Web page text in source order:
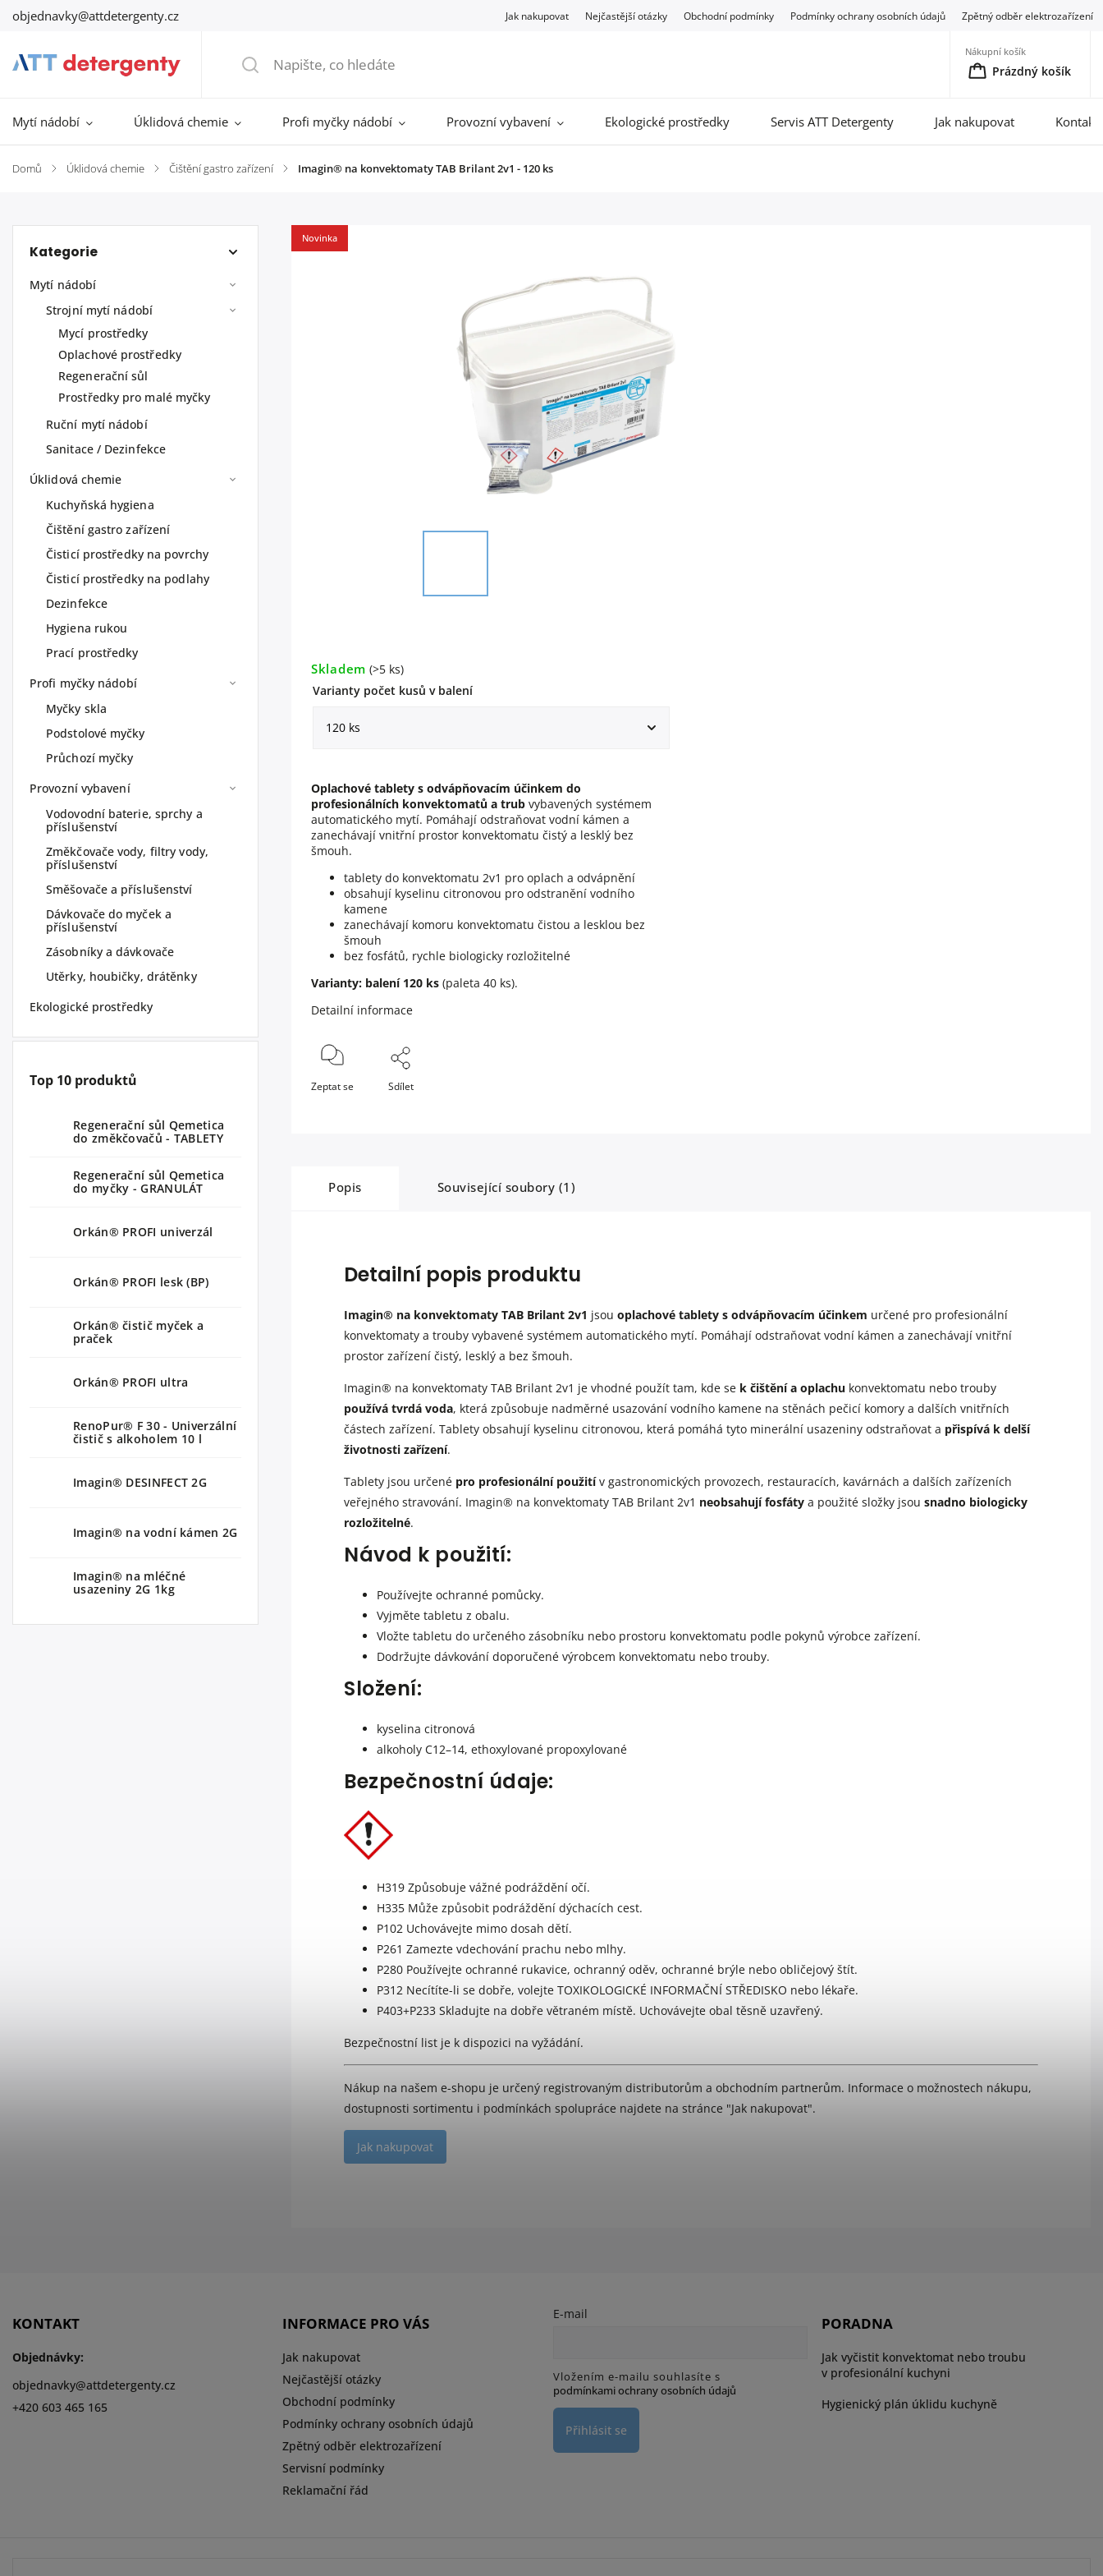
objednavky@attdetergenty.cz Jak nakupovat Nejčastější otázky Obchodní podmínky Podmínky ochrany osobních údajů Zpětný odběr elektrozařízení
Nákupní košík
Prázdný košík
Mytí nádobí Úklidová chemie Profi myčky nádobí Provozní vybavení Ekologické prostředky Servis ATT Detergenty Jak nakupovat
Domů / Úklidová chemie / Čištění gastro zařízení / Imagin® na konvektomaty TAB Brilant 2v1 - 120 ks
Kategorie
Mytí nádobí
Strojní mytí nádobí
Mycí prostředky
Oplachové prostředky
Regenerační sůl
Prostředky pro malé myčky
Ruční mytí nádobí
Sanitace / Dezinfekce
Úklidová chemie
Kuchyňská hygiena
Čištění gastro zařízení
Čisticí prostředky na povrchy
Čisticí prostředky na podlahy
Dezinfekce
Hygiena rukou
Prací prostředky
Profi myčky nádobí
Myčky skla
Podstolové myčky
Průchozí myčky
Provozní vybavení
Vodovodní baterie, sprchy a
příslušenství
Změkčovače vody, filtry vody,
příslušenství
Směšovače a příslušenství
Dávkovače do myček a
příslušenství
Zásobníky a dávkovače
Utěrky, houbičky, drátěnky
Ekologické prostředky
Top 10 produktů
Regenerační sůl Qemetica
do změkčovačů - TABLETY
Regenerační sůl Qemetica
do myčky - GRANULÁT
Orkán® PROFI univerzál
Orkán® PROFI lesk (BP)
Orkán® čistič myček a
praček
Orkán® PROFI ultra
RenoPur® F 30 - Univerzální
čistič s alkoholem 10 l
Imagin® DESINFECT 2G
Imagin® na vodní kámen 2G
Imagin® na mléčné
usazeniny 2G 1kg
Novinka
Skladem (>5 ks)
Varianty počet kusů v balení
Oplachové tablety s odvápňovacím účinkem do
profesionálních konvektomatů a trub vybavených systémem
automatického mytí. Pomáhají odstraňovat vodní kámen a
zanechávají vnitřní prostor konvektomatu čistý a lesklý bez
šmouh.
tablety do konvektomatu 2v1 pro oplach a odvápnění
obsahují kyselinu citronovou pro odstranění vodního
kamene
zanechávají komoru konvektomatu čistou a lesklou bez
šmouh
bez fosfátů, rychle biologicky rozložitelné
Varianty: balení 120 ks (paleta 40 ks).
Detailní informace
Zeptat se Sdílet
Popis Související soubory (1)
Detailní popis produktu
Imagin® na konvektomaty TAB Brilant 2v1 jsou oplachové tablety s odvápňovacím účinkem určené pro profesionální
konvektomaty a trouby vybavené systémem automatického mytí. Pomáhají odstraňovat vodní kámen a zanechávají vnitřní
prostor zařízení čistý, lesklý a bez šmouh.
Imagin® na konvektomaty TAB Brilant 2v1 je vhodné použít tam, kde se k čištění a oplachu konvektomatu nebo trouby
používá tvrdá voda, která způsobuje nadměrné usazování vodního kamene na stěnách pečicí komory a dalších vnitřních
částech zařízení. Tablety obsahují kyselinu citronovou, která pomáhá tyto minerální usazeniny odstraňovat a přispívá k delší
životnosti zařízení.
Tablety jsou určené pro profesionální použitív gastronomických provozech, restauracích, kavárnách a dalších zařízeních
veřejného stravování. Imagin® na konvektomaty TAB Brilant 2v1 neobsahují fosfáty a použité složky jsou snadno biologicky
rozložitelné.
Návod k použití:
Používejte ochranné pomůcky.
Vyjměte tabletu z obalu.
Vložte tabletu do určeného zásobníku nebo prostoru konvektomatu podle pokynů výrobce zařízení.
Dodržujte dávkování doporučené výrobcem konvektomatu nebo trouby.
Složení:
kyselina citronová
alkoholy C12–14, ethoxylované propoxylované
Bezpečnostní údaje:
H319 Způsobuje vážné podráždění očí.
H335 Může způsobit podráždění dýchacích cest.
P102 Uchovávejte mimo dosah dětí.
P261 Zamezte vdechování prachu nebo mlhy.
P280 Používejte ochranné rukavice, ochranný oděv, ochranné brýle nebo obličejový štít.
P312 Necítíte-li se dobře, volejte TOXIKOLOGICKÉ INFORMAČNÍ STŘEDISKO nebo lékaře.
P403+P233 Skladujte na dobře větraném místě. Uchovávejte obal těsně uzavřený.
Bezpečnostní list je k dispozici na vyžádání.
Nákup na našem e-shopu je určený registrovaným distributorům a obchodním partnerům. Informace o možnostech nákupu,
dostupnosti sortimentu i podmínkách spolupráce najdete na stránce "Jak nakupovat".
Jak nakupovat
KONTAKT
Objednávky:
objednavky@attdetergenty.cz
+420 603 465 165
INFORMACE PRO VÁS
Jak nakupovat
Nejčastější otázky
Obchodní podmínky
Podmínky ochrany osobních údajů
Zpětný odběr elektrozařízení
Servisní podmínky
Reklamační řád
E-mail
Vložením e-mailu souhlasíte s
podmínkami ochrany osobních údajů
Přihlásit se
PORADNA
Jak vyčistit konvektomat nebo troubu
v profesionální kuchyni
Hygienický plán úklidu kuchyně